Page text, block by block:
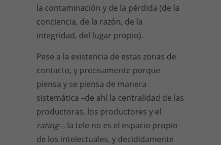
la contaminación y de la pérdida (de la
conciencia, de la razón, de la
integridad, del lugar propio).
Pese a la existencia de estas zonas de
contacto, y precisamente porque
piensa y se piensa de manera
sistemática –de ahí la centralidad de las
productoras, los productores y el
rating–, la tele no es el espacio propio
de los intelectuales, y decididamente